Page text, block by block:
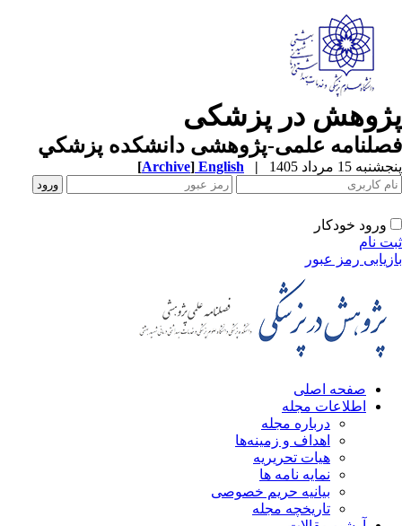
در پزشکی
علمی-پژوهشی دانشکده پزشکي
15 مرداد 1405 |
English
[Archive]
ورود خودکار
نام
رمز عبور
صفحه اصلی
اطلاعات مجله
درباره مجله
اهداف و زمینه‌ها
هیات تحریریه
نمایه نامه ها
بیانیه حریم خصوصی
تاریخچه مجله